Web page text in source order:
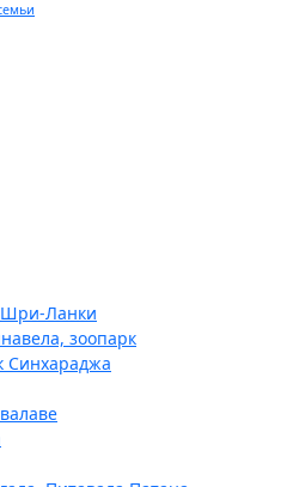
Шри-Ланки
зоопарк
Синхараджа